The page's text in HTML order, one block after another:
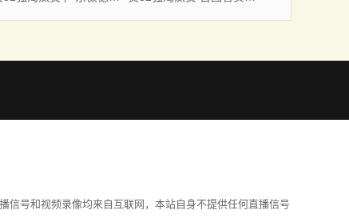
信号和视频录像均来自互联网，本站自身不提供任何直播信号